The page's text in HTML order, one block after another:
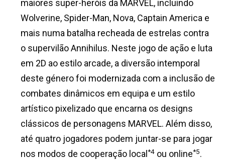
maiores super-heróis da MARVEL, incluindo
Wolverine, Spider-Man, Nova, Captain America e
mais numa batalha recheada de estrelas contra
o supervilão Annihilus. Neste jogo de ação e luta
em 2D ao estilo arcade, a diversão intemporal
deste género foi modernizada com a inclusão de
combates dinâmicos em equipa e um estilo
artístico pixelizado que encarna os designs
clássicos de personagens MARVEL. Além disso,
até quatro jogadores podem juntar-se para jogar
nos modos de cooperação local *4 ou online*5.